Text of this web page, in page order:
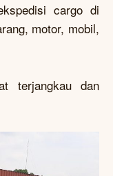
cargo di
motor, mobil,
terjangkau dan